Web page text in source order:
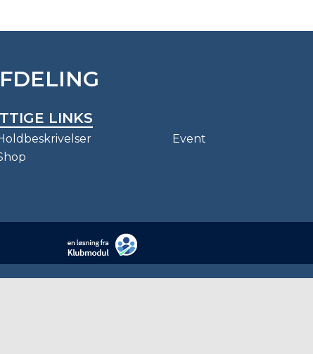
LINKS
Event